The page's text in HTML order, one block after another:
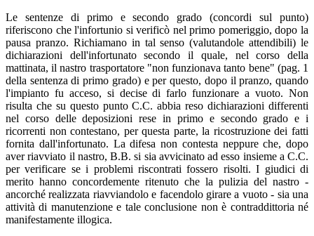
Le sentenze di primo e secondo grado (concordi sul punto)
riferiscono che l'infortunio si verificò nel primo pomeriggio, dopo la
pausa pranzo. Richiamano in tal senso (valutandole attendibili) le
dichiarazioni dell'infortunato secondo il quale, nel corso della
mattinata, il nastro trasportatore "non funzionava tanto bene" (pag. 1
della sentenza di primo grado) e per questo, dopo il pranzo, quando
l'impianto fu acceso, si decise di farlo funzionare a vuoto. Non
risulta che su questo punto C.C. abbia reso dichiarazioni differenti
nel corso delle deposizioni rese in primo e secondo grado e i
ricorrenti non contestano, per questa parte, la ricostruzione dei fatti
fornita dall'infortunato. La difesa non contesta neppure che, dopo
aver riavviato il nastro, B.B. si sia avvicinato ad esso insieme a C.C.
per verificare se i problemi riscontrati fossero risolti. I giudici di
merito hanno concordemente ritenuto che la pulizia del nastro -
ancorché realizzata riavviandolo e facendolo girare a vuoto - sia una
attività di manutenzione e tale conclusione non è contraddittoria né
manifestamente illogica.